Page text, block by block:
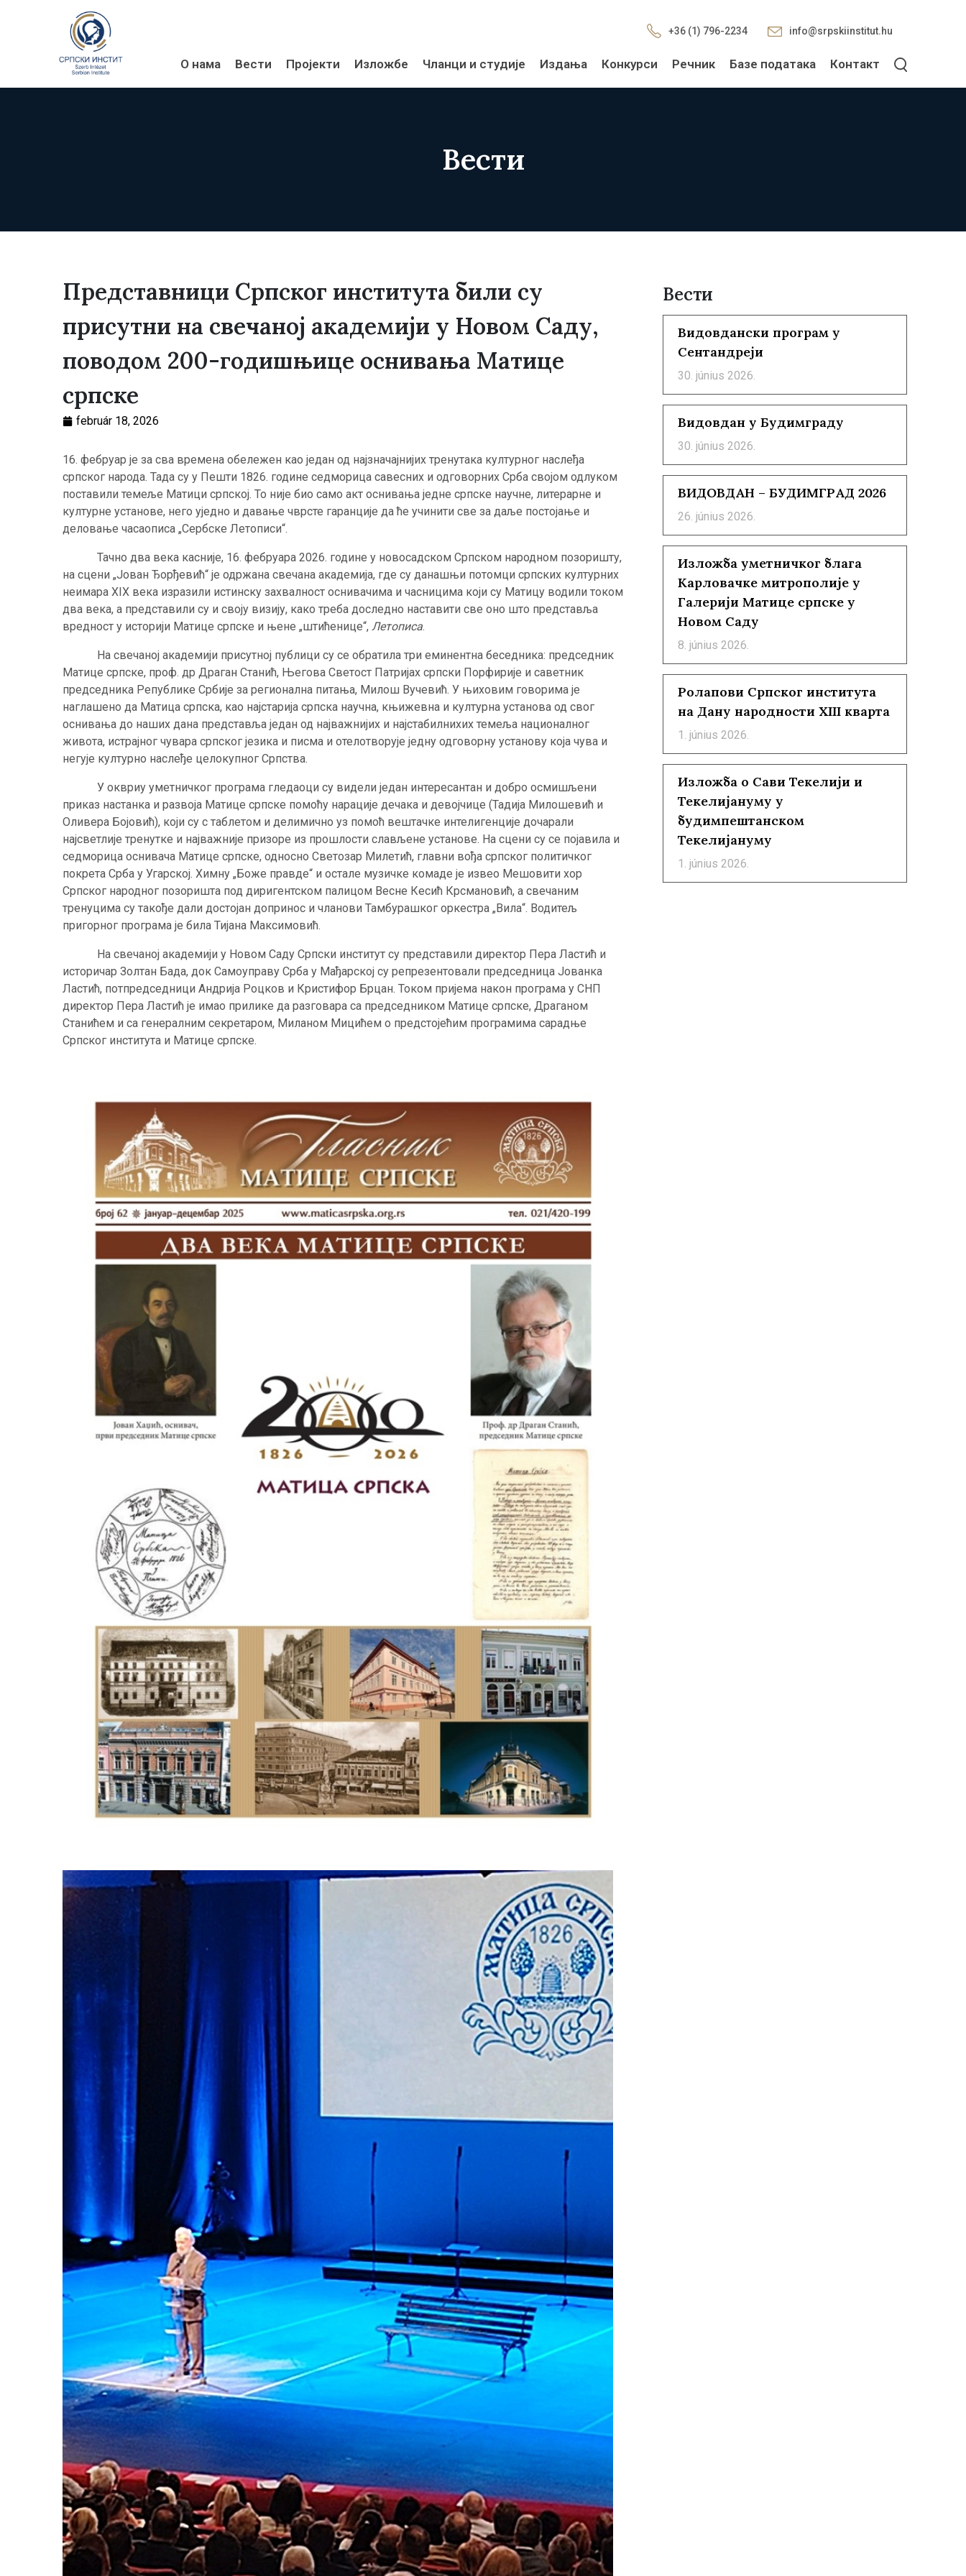
+36 (1) 796-2234 info@srpskiinstitut.hu
О нама Вести Пројекти Изложбе Чланци и студије Издања Конкурси Речник Базе података Контакт
Вести
Представници Српског института били су
присутни на свечаној академији у Новом Саду,
поводом 200-годишњице оснивања Матице
српске
február 18, 2026
16. фебруар је за сва времена обележен као један од најзначајнијих тренутака културног наслеђа
српског народа. Тада су у Пешти 1826. године седморица савесних и одговорних Срба својом одлуком
поставили темеље Матици српској. То није био само акт оснивања једне српске научне, литерарне и
културне установе, него уједно и давање чврсте гаранције да ће учинити све за даље постојање и
деловање часаописа „Сербске Летописи“.
Тачно два века касније, 16. фебруара 2026. године у новосадском Српском народном позоришту,
на сцени „Јован Ђорђевић“ је одржана свечана академија, где су данашњи потомци српских културних
неимара XIX века изразили истинску захвалност оснивачима и часницима који су Матицу водили током
два века, а представили су и своју визију, како треба доследно наставити све оно што представља
вредност у историји Матице српске и њене „штићенице“, Летописа.
На свечаној академији присутној публици су се обратила три еминентна беседника: председник
Матице српске, проф. др Драган Станић, Његова Светост Патријах српски Порфирије и саветник
председника Републике Србије за регионална питања, Милош Вучевић. У њиховим говорима је
наглашено да Матица српска, као најстарија српска научна, књижевна и културна установа од свог
оснивања до наших дана представља један од најважнијих и најстабилнихих темеља националног
живота, истрајног чувара српског језика и писма и отелотворује једну одговорну установу која чува и
негује културно наслеђе целокупног Српства.
У оквриу уметничког програма гледаоци су видели један интересантан и добро осмишљени
приказ настанка и развоја Матице српске помоћу нарације дечака и девојчице (Тадија Милошевић и
Оливера Бојовић), који су с таблетом и делимично уз помоћ вештачке интелигенције дочарали
најсветлије тренутке и најважније призоре из прошлости слављене установе. На сцени су се појавила и
седморица оснивача Матице српске, односно Светозар Милетић, главни вођа српског политичког
покрета Срба у Угарској. Химну „Боже правде“ и остале музичке комаде је извео Мешовити хор
Српског народног позоришта под диригентском палицом Весне Кесић Крсмановић, а свечаним
тренуцима су такође дали достојан допринос и чланови Тамбурашког оркестра „Вила“. Водитељ
пригорног програма је била Тијана Максимовић.
На свечаној академији у Новом Саду Српски институт су представили директор Пера Ластић и
историчар Золтан Бада, док Самоуправу Срба у Мађарској су репрезентовали председница Јованка
Ластић, потпредседници Андрија Роцков и Кристифор Брцан. Током пријема након програма у СНП
директор Пера Ластић је имао прилике да разговара са председником Матице српске, Драганом
Станићем и са генералним секретаром, Миланом Мицићем о предстојећим програмима сарадње
Српског института и Матице српске.
Вести
Видовдански програм у
Сентандреји
30. június 2026.
Видовдан у Будимграду
30. június 2026.
ВИДОВДАН – БУДИМГРАД 2026
26. június 2026.
Изложба уметничког блага
Карловачке митрополије у
Галерији Матице српске у
Новом Саду
8. június 2026.
Ролапови Српског института
на Дану народности XIII кварта
1. június 2026.
Изложба о Сави Текелији и
Текелијануму у
будимпештанском
Текелијануму
1. június 2026.